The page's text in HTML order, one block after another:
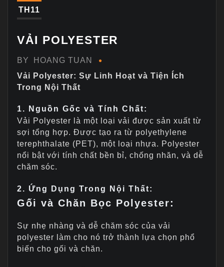
TH11
VẢI POLYESTER
BY
HOANG TUAN
Vải Polyester: Sự Linh Hoạt và Tiện Ích
Trong Nội Thất
1. Nguồn Gốc và Tính Chất:
Vải Polyester là một loại vải được sản xuất từ
sợi tổng hợp. Được tạo ra từ polyethylene
terephthalate (PET), một loại nhựa. Polyester
nổi bật với tính chất bền bỉ, chống nhăn, và dễ
chăm sóc.
2. Ứng Dụng Trong Nội Thất:
Gối và Chăn Bọc Polyester:
Sự nhẹ nhàng và dễ chăm sóc của vải
polyester làm cho nó trở thành lựa chọn phổ
biến cho gối và chăn.